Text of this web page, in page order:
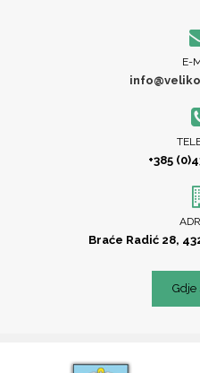
E-
+385
Braće Radić 28,
Gdje